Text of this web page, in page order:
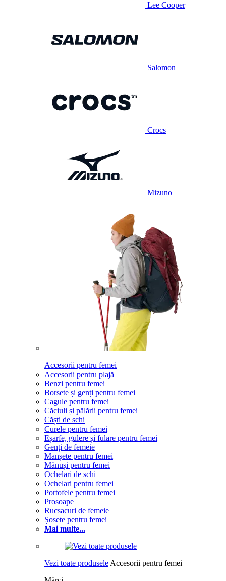
Lee Cooper
Salomon
Crocs
Mizuno
Accesorii pentru femei
Accesorii pentru plajă
Benzi pentru femei
Borsete și genți pentru femei
Cagule pentru femei
Căciuli și pălării pentru femei
Căști de schi
Curele pentru femei
Eșarfe, gulere și fulare pentru femei
Genți de femeie
Manșete pentru femei
Mănuși pentru femei
Ochelari de schi
Ochelari pentru femei
Portofele pentru femei
Prosoape
Rucsacuri de femeie
Șosete pentru femei
Mai multe...
Vezi toate produsele Accesorii pentru femei